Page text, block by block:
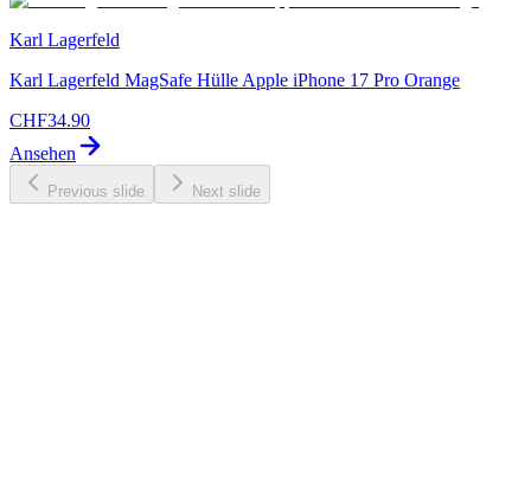
Karl Lagerfeld
Karl Lagerfeld MagSafe Hülle Apple iPhone 17 Pro Orange
CHF34.90
Ansehen
Previous slide Next slide